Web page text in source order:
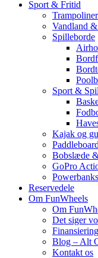
Sport & Fritid
Vandland
Spilleborde
Sport & Spil
Kajak og
Bobslæde
GoPro
Reservedele
Om FunWheels
Om
Det siger
Finansiering
Blog – Alt
Kontakt os